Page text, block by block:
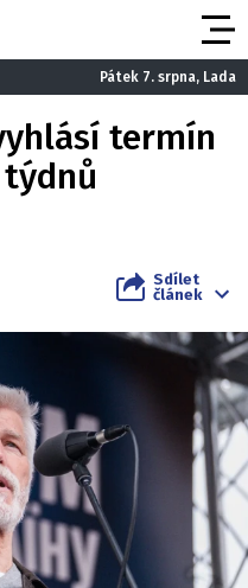
Pátek 7. srpna, Lada
termín
Sdílet
článek